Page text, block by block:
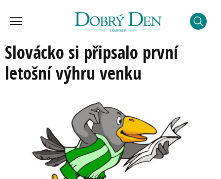
Slovácko si připsalo první
letošní výhru venku